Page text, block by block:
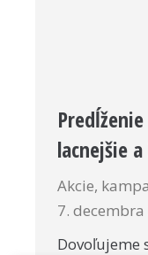
lacnejšie
Akcie,
7. decembra
Dovoľujeme